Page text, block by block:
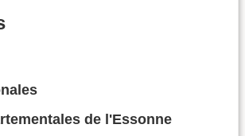
de l'Essonne